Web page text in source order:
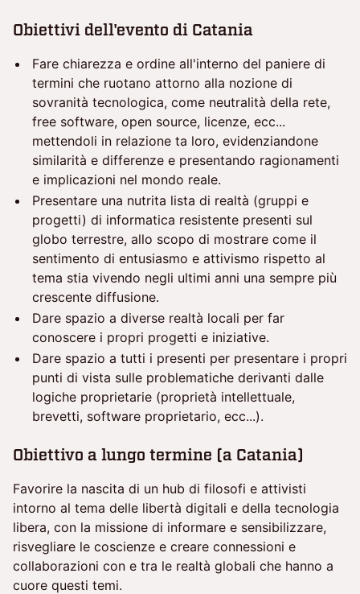
Obiettivi dell'evento di Catania
Fare chiarezza e ordine all'interno del paniere di
termini che ruotano attorno alla nozione di
sovranità tecnologica, come neutralità della rete,
free software, open source, licenze, ecc...
mettendoli in relazione ta loro, evidenziandone
similarità e differenze e presentando ragionamenti
e implicazioni nel mondo reale.
Presentare una nutrita lista di realtà (gruppi e
progetti) di informatica resistente presenti sul
globo terrestre, allo scopo di mostrare come il
sentimento di entusiasmo e attivismo rispetto al
tema stia vivendo negli ultimi anni una sempre più
crescente diffusione.
Dare spazio a diverse realtà locali per far
conoscere i propri progetti e iniziative.
Dare spazio a tutti i presenti per presentare i propri
punti di vista sulle problematiche derivanti dalle
logiche proprietarie (proprietà intellettuale,
brevetti, software proprietario, ecc...).
Obiettivo a lungo termine (a Catania)
Favorire la nascita di un hub di filosofi e attivisti
intorno al tema delle libertà digitali e della tecnologia
libera, con la missione di informare e sensibilizzare,
risvegliare le coscienze e creare connessioni e
collaborazioni con e tra le realtà globali che hanno a
cuore questi temi.